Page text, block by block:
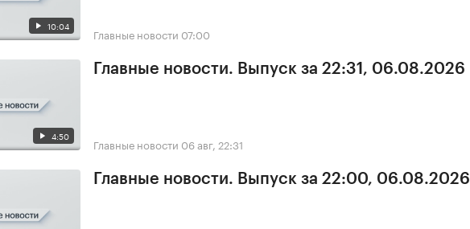
10:04 Главные новости 07:00
4:50
Главные новости. Выпуск за 22:31, 06.08.2026
Главные новости 06 авг, 22:31
Главные новости. Выпуск за 22:00, 06.08.2026